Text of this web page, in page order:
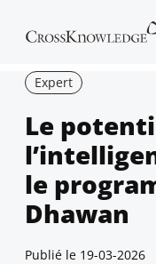
Expert
Le
le
Dhawan
Publié le 19-03-2026